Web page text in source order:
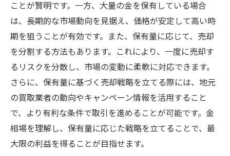
ことが賢明です。一方、大量の金を保有している場合
は、長期的な市場動向を見据え、価格が安定して高い時
期を狙うことが有効です。また、保有量に応じて、売却
を分割する方法もあります。これにより、一度に売却す
るリスクを分散し、市場の変動に柔軟に対応できます。
さらに、保有量に基づく売却戦略を立てる際には、地元
の買取業者の動向やキャンペーン情報を活用すること
で、より有利な条件で取引を進めることが可能です。金
相場を理解し、保有量に応じた戦略を立てることで、最
大限の利益を得ることが目指せます。